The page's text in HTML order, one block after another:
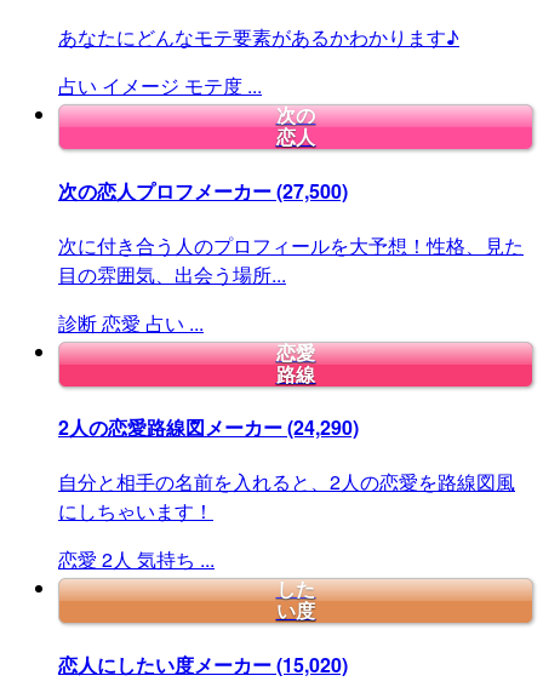
あなたにどんなモテ要素があるかわかります♪
占い イメージ モテ度 ...
次の
恋人
次の恋人プロフメーカー(27,500)
次に付き合う人のプロフィールを大予想！性格、見た
目の雰囲気、出会う場所...
診断恋愛 占い ...
恋愛
路線
2人の恋愛路線図メーカー(24,290)
自分と相手の名前を入れると、2人の恋愛を路線図風
にしちゃいます！
恋愛 2人 気持ち ...
した
い度
恋人にしたい度メーカー(15,020)